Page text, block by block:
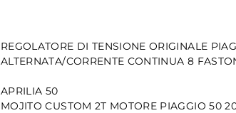
REGOLATORE DI TENSIONE ORIGINALE
ALTERNATA/CORRENTE CONTINUA 8
APRILIA 50
MOJITO CUSTOM 2T MOTORE PIAGGIO 50